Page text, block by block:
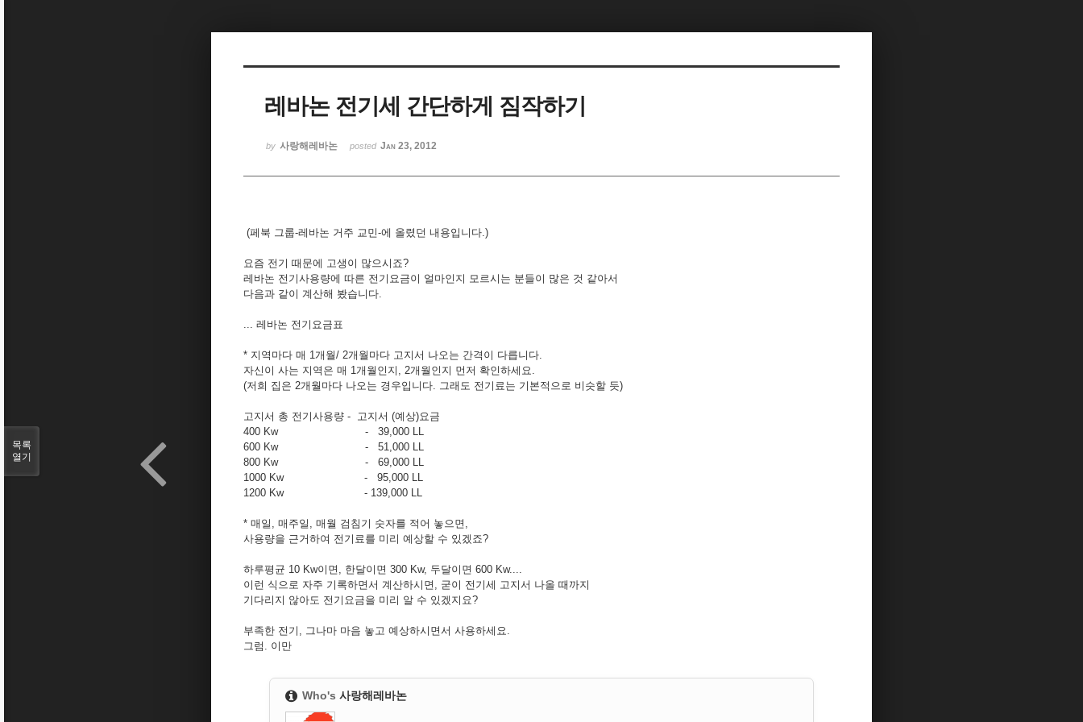
레바논 전기세 간단하게 짐작하기
by 사랑해레바논 posted Jan 23, 2012
(페북 그룹-레바논 거주 교민-에 올렸던 내용입니다.)
요즘 전기 때문에 고생이 많으시죠?
레바논 전기사용량에 따른 전기요금이 얼마인지 모르시는 분들이 많은 것 같아서
다음과 같이 계산해 봤습니다.
... 레바논 전기요금표
* 지역마다 매 1개월/ 2개월마다 고지서 나오는 간격이 다릅니다.
자신이 사는 지역은 매 1개월인지, 2개월인지 먼저 확인하세요.
(저희 집은 2개월마다 나오는 경우입니다. 그래도 전기료는 기본적으로 비슷할 듯)
고지서 총 전기사용량 - 고지서 (예상)요금
400 Kw - 39,000 LL
600 Kw - 51,000 LL
800 Kw - 69,000 LL
1000 Kw - 95,000 LL
1200 Kw - 139,000 LL
* 매일, 매주일, 매월 검침기 숫자를 적어 놓으면,
사용량을 근거하여 전기료를 미리 예상할 수 있겠죠?
하루평균 10 Kw이면, 한달이면 300 Kw, 두달이면 600 Kw....
이런 식으로 자주 기록하면서 계산하시면, 굳이 전기세 고지서 나올 때까지
기다리지 않아도 전기요금을 미리 알 수 있겠지요?
부족한 전기, 그나마 마음 놓고 예상하시면서 사용하세요.
그럼. 이만
Who's 사랑해레바논
목록
열기
Sketchbook5, 스케치북5
Sketchbook5, 스케치북5